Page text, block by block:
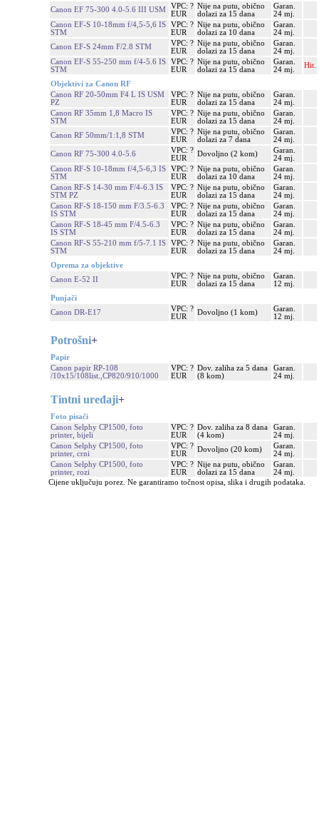
Canon EF 75-300 4.0-5.6 III USM
VPC: ?
EUR
Nije na putu, obično
dolazi za 15 dana
Garan.
24 mj.
Canon EF-S 10-18mm f/4,5-5,6 IS
STM
VPC: ?
EUR
Nije na putu, obično
dolazi za 10 dana
Garan.
24 mj.
Canon EF-S 24mm F/2.8 STM
VPC: ?
EUR
Nije na putu, obično
dolazi za 15 dana
Garan.
24 mj.
Canon EF-S 55-250 mm f/4-5.6 IS
STM
VPC: ?
EUR
Nije na putu, obično
dolazi za 15 dana
Garan.
24 mj.
Hit.
Objektivi za Canon RF
Canon RF 20-50mm F4 L IS USM
PZ
VPC: ?
EUR
Nije na putu, obično
dolazi za 15 dana
Garan.
24 mj.
Canon RF 35mm 1,8 Macro IS
STM
VPC: ?
EUR
Nije na putu, obično
dolazi za 15 dana
Garan.
24 mj.
Canon RF 50mm/1:1,8 STM
VPC: ?
EUR
Nije na putu, obično
dolazi za 7 dana
Garan.
24 mj.
Canon RF 75-300 4.0-5.6
VPC: ?
EUR
Dovoljno (2 kom)
Garan.
24 mj.
Canon RF-S 10-18mm f/4,5-6,3 IS
STM
VPC: ?
EUR
Nije na putu, obično
dolazi za 10 dana
Garan.
24 mj.
Canon RF-S 14-30 mm F/4-6.3 IS
STM PZ
VPC: ?
EUR
Nije na putu, obično
dolazi za 15 dana
Garan.
24 mj.
Canon RF-S 18-150 mm F/3.5-6.3
IS STM
VPC: ?
EUR
Nije na putu, obično
dolazi za 15 dana
Garan.
24 mj.
Canon RF-S 18-45 mm F/4.5-6.3
IS STM
VPC: ?
EUR
Nije na putu, obično
dolazi za 15 dana
Garan.
24 mj.
Canon RF-S 55-210 mm f/5-7.1 IS
STM
VPC: ?
EUR
Nije na putu, obično
dolazi za 15 dana
Garan.
24 mj.
Oprema za objektive
Canon E-52 II
VPC: ?
EUR
Nije na putu, obično
dolazi za 15 dana
Garan.
12 mj.
Punjači
Canon DR-E17
VPC: ?
EUR
Dovoljno (1 kom)
Garan.
12 mj.
Potrošni+
Papir
Canon papir RP-108
/10x15/108list.,CP820/910/1000
VPC: ?
EUR
Dov. zaliha za 5 dana
(8 kom)
Garan.
24 mj.
Tintni uređaji+
Foto pisači
Canon Selphy CP1500, foto
printer, bijeli
VPC: ?
EUR
Dov. zaliha za 8 dana
(4 kom)
Garan.
24 mj.
Canon Selphy CP1500, foto
printer, crni
VPC: ?
EUR
Dovoljno (20 kom)
Garan.
24 mj.
Canon Selphy CP1500, foto
printer, rozi
VPC: ?
EUR
Nije na putu, obično
dolazi za 15 dana
Garan.
24 mj.
Cijene uključuju porez. Ne garantiramo točnost opisa, slika i drugih podataka.